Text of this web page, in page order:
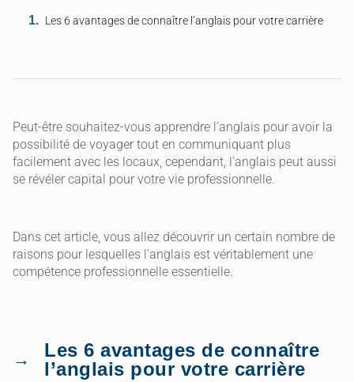
Les 6 avantages de connaître l’anglais pour votre carrière
Peut-être souhaitez-vous apprendre l’anglais pour avoir la
possibilité de voyager tout en communiquant plus
facilement avec les locaux, cependant, l’anglais peut aussi
se révéler capital pour votre vie professionnelle.
Dans cet article, vous allez découvrir un certain nombre de
raisons pour lesquelles l’anglais est véritablement une
compétence professionnelle essentielle.
Les 6 avantages de connaître
l’anglais pour votre carrière